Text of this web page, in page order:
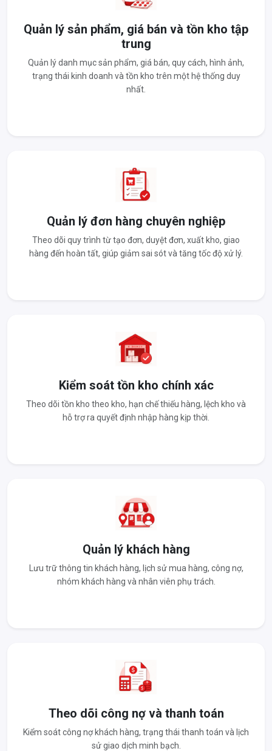
Quản lý sản phẩm, giá bán và tồn kho tập
trung
Quản lý danh mục sản phẩm, giá bán, quy cách, hình ảnh,
trạng thái kinh doanh và tồn kho trên một hệ thống duy
nhất.
Quản lý đơn hàng chuyên nghiệp
Theo dõi quy trình từ tạo đơn, duyệt đơn, xuất kho, giao
hàng đến hoàn tất, giúp giảm sai sót và tăng tốc độ xử lý.
Kiểm soát tồn kho chính xác
Theo dõi tồn kho theo kho, hạn chế thiếu hàng, lệch kho và
hỗ trợ ra quyết định nhập hàng kịp thời.
Quản lý khách hàng
Lưu trữ thông tin khách hàng, lịch sử mua hàng, công nợ,
nhóm khách hàng và nhân viên phụ trách.
Theo dõi công nợ và thanh toán
Kiểm soát công nợ khách hàng, trạng thái thanh toán và lịch
sử giao dịch minh bạch.